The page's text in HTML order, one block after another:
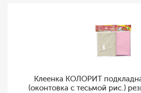
Клеенка КОЛОРИТ
(оконтовка с тесьмой рис.)